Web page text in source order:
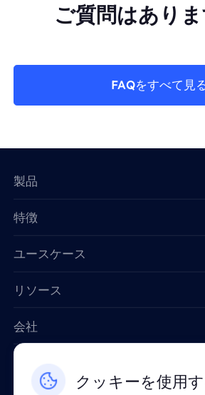
ご質問はあり
FAQをすべて見
クッキーを使用
製品
特徴
ユースケース
リソース
会社
Email: